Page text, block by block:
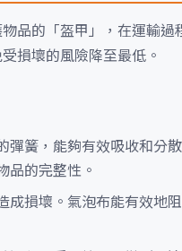
品的「盔甲」，在運輸
損壞的風險降至最低。
彈簧，能夠有效吸收和分
品的完整性。
成損壞。氣泡布能有效地